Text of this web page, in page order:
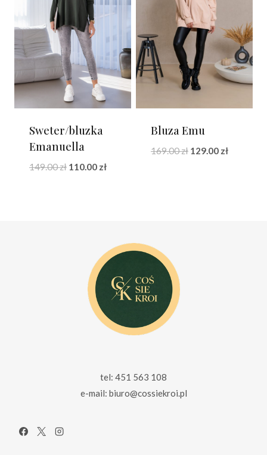
Sweter/bluzka
Emanuella
149.00zł Pierwotna
110.00 złAktualna
Bluza Emu
169.00zł Pierwotna
129.00 złAktualna
tel: 451 563 108
e-mail: biuro@cossiekroi.pl